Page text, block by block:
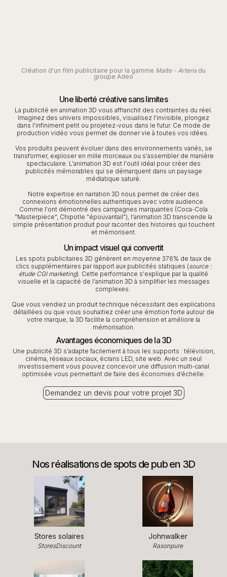
Création d'un film publicitaire pour la gamme Malte - Artensdu
groupe Adeo
Une liberté créative sans limites
La publicité en animation 3D vous affranchit des contraintes du réel.
Imaginez des univers impossibles, visualisez l'invisible, plongez
dans l'infiniment petit ou projetez-vous dans le futur. Ce mode de
production vidéo vous permet de donner vie à toutes vos idées.
Vos produits peuvent évoluer dans des environnements variés, se
transformer, exploser en mille morceaux ou s'assembler de manière
spectaculaire. L'animation 3D est l'outil idéal pour créer des
publicités mémorables qui se démarquent dans un paysage
médiatique saturé.
Notre expertise en narration 3D nous permet de créer des
connexions émotionnelles authentiques avec votre audience.
Comme l'ont démontré des campagnes marquantes (Coca-Cola
"Masterpiece", Chipotle "épouvantail"), l'animation 3D transcende la
simple présentation produit pour raconter des histoires qui touchent
et mémorisent.
Un impact visuel qui convertit
Les spots publicitaires 3D génèrent en moyenne 376% de taux de
clics supplémentaires par rapport aux publicités statiques (source :
étude CGI marketing). Cette performance s'explique par la qualité
visuelle et la capacité de l'animation 3D à simplifier les messages
complexes.
Que vous vendiez un produit technique nécessitant des explications
détaillées ou que vous souhaitiez créer une émotion forte autour de
votre marque, la 3D facilite la compréhension et améliore la
mémorisation.
Avantages économiques de la 3D
Une publicité 3D s'adapte facilement à tous les supports : télévision,
cinéma, réseaux sociaux, écrans LED, site web. Avec un seul
investissement vous pouvez concevoir une diffusion multi-canal
optimisée vous permettant de faire des économies d’échelle.
Demandez un devis pour votre projet 3D
Nos réalisations de spots de pub en 3D
Stores solaires
StoresDiscount
Johnwalker
Rasonpure